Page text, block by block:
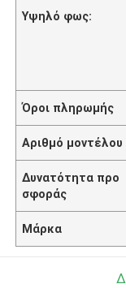
Υψηλό φως:
Όροι πληρωμής
Αριθμό μοντέλου
Δυνατότητα προ
σφοράς
Μάρκα